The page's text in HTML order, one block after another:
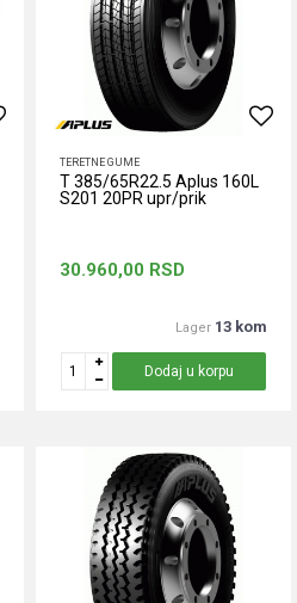
TERETNE GUME
T 385/65R22.5 Aplus 160L
S201 20PR upr/prik
30.960,00 RSD
Lager 13 kom
Dodaj u korpu